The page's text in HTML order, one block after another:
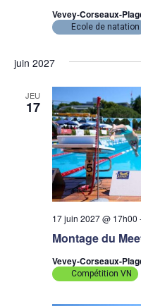
Vevey-Corseaux-
Ecole de natation
juin 2027
JEU
17
Montage du
17 juin 2027 @ 17h00
Vevey-Corseaux-
Compétition VN